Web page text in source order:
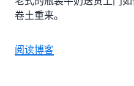
卷土重来。
阅读博客